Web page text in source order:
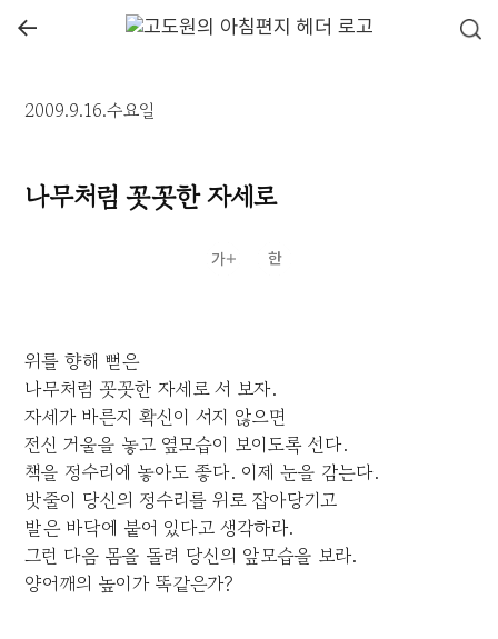
←
2009.9.16.수요일
나무처럼 꼿꼿한 자세로
위를 향해 뻗은
나무처럼 꼿꼿한 자세로 서 보자.
자세가 바른지 확신이 서지 않으면
전신 거울을 놓고 옆모습이 보이도록 선다.
책을 정수리에 놓아도 좋다. 이제 눈을 감는다.
밧줄이 당신의 정수리를 위로 잡아당기고
발은 바닥에 붙어 있다고 생각하라.
그런 다음 몸을 돌려 당신의 앞모습을 보라.
양어깨의 높이가 똑같은가?